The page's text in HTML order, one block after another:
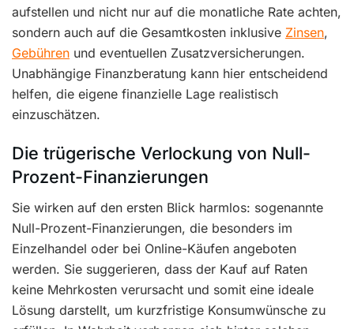
aufstellen und nicht nur auf die monatliche Rate achten,
sondern auch auf die Gesamtkosten inklusive Zinsen,
Gebühren und eventuellen Zusatzversicherungen.
Unabhängige Finanzberatung kann hier entscheidend
helfen, die eigene finanzielle Lage realistisch
einzuschätzen.
Die trügerische Verlockung von Null-
Prozent-Finanzierungen
Sie wirken auf den ersten Blick harmlos: sogenannte
Null-Prozent-Finanzierungen, die besonders im
Einzelhandel oder bei Online-Käufen angeboten
werden. Sie suggerieren, dass der Kauf auf Raten
keine Mehrkosten verursacht und somit eine ideale
Lösung darstellt, um kurzfristige Konsumwünsche zu